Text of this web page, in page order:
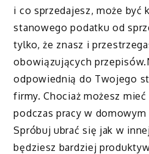
i co sprzedajesz, może być
stanowego podatku od
tylko, że znasz i
obowiązujących
odpowiednią do Twojego
firmy. Chociaż możesz
podczas pracy w
Spróbuj ubrać się jak w
będziesz bardziej